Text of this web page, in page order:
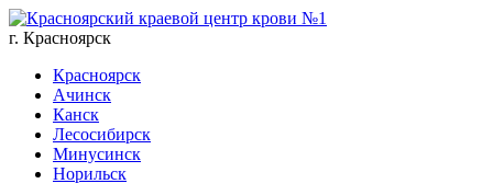
г. Красноярск
Красноярск
Ачинск
Канск
Лесосибирск
Минусинск
Норильск